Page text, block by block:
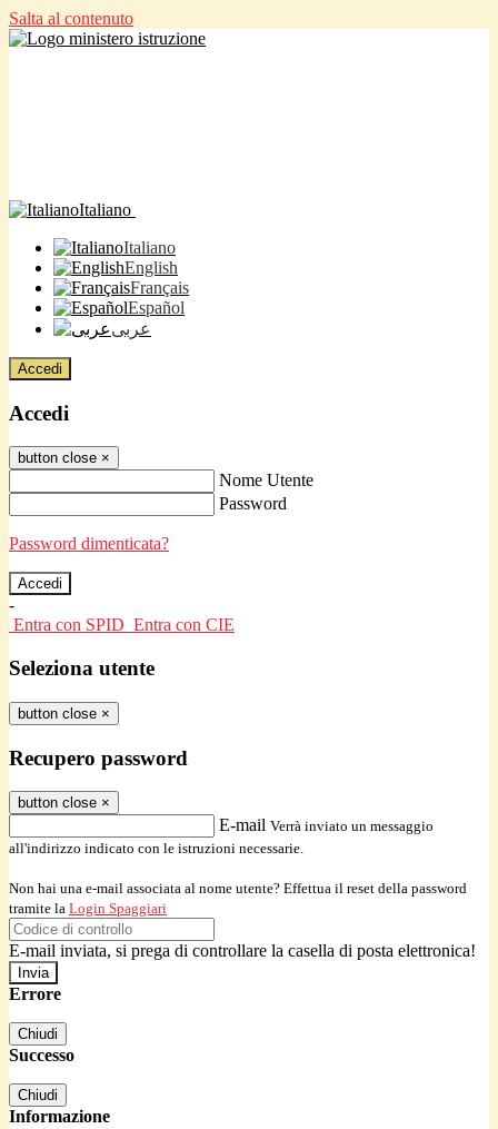
Salta al contenuto
Italiano
Italiano
English
Français
Español
عربى
Accedi
Accedi
button close ×
Nome Utente
Password
Password dimenticata?
-
Entra con SPID Entra con CIE
Seleziona utente
button close ×
Recupero password
button close ×
E-mail Verrà inviato un messaggio
all'indirizzo indicato con le istruzioni necessarie.
Non hai una e-mail associata al nome utente? Effettua il reset della password
tramite la Login Spaggiari
E-mail inviata, si prega di controllare la casella di posta elettronica!
Errore
Chiudi
Successo
Chiudi
Informazione